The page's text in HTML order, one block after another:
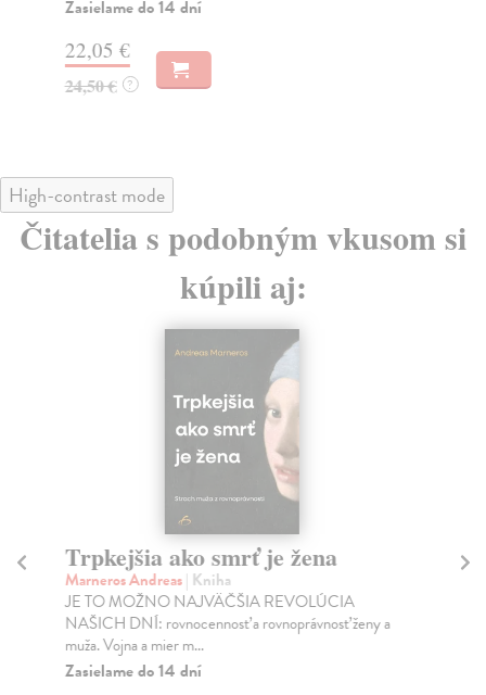
Zasielame do 14 dní
22,05 €
24,50 € ?
High-contrast mode
Čitatelia s podobným vkusom si
kúpili aj:
Trpkejšia ako smrť je žena
Marneros Andreas| Kniha
JE TO MOŽNO NAJVÄČŠIA REVOLÚCIA
NAŠICH DNÍ: rovnocennosť a rovnoprávnosť ženy a
muža. Vojna a mier m...
Zasielame do 14 dní